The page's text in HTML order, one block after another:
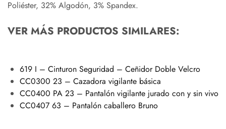
Poliéster, 32% Algodón, 3% Spandex.
VER MÁS PRODUCTOS SIMILARES:
619 I – Cinturon Seguridad – Ceñidor Doble Velcro
CC0300 23 – Cazadora vigilante básica
CC0400 PA 23 – Pantalón vigilante jurado con y sin vivo
CC0407 63 – Pantalón caballero Bruno